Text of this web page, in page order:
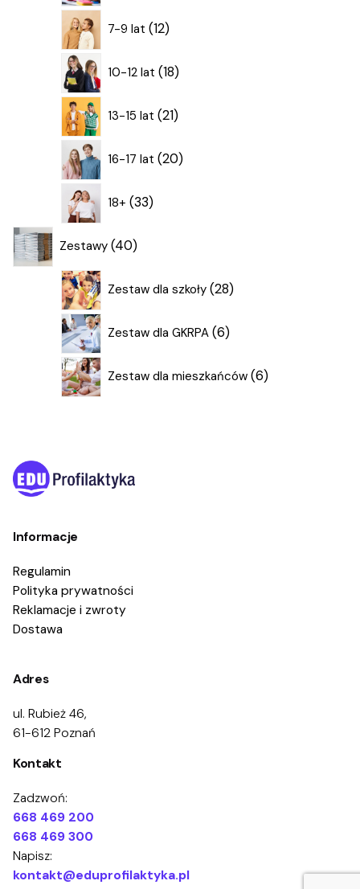
7-9 lat 12
12
produktów
10-12 lat 18
18
produktów
13-15 lat 21
21
produktów
16-17 lat 20
20
produktów
18+ 33
33
produkty
Zestawy 40
40
produktów
Zestaw dla szkoły 28
28
produktów
Zestaw dla GKRPA 6
6
produktów
Zestaw dla mieszkańców 6
6
produktów
Informacje
Regulamin
Polityka prywatności
Reklamacje i zwroty
Dostawa
Adres
ul. Rubież 46,
61-612 Poznań
Kontakt
Zadzwoń:
668 469 200
668 469 300
Napisz:
kontakt@eduprofilaktyka.pl